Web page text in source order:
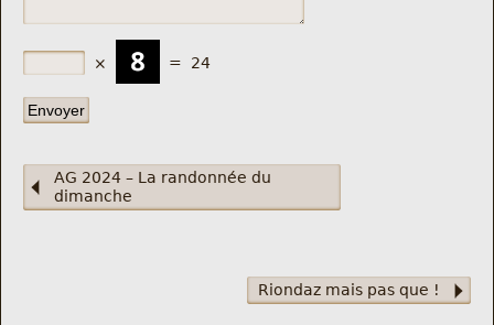
Crazy Gums
Rechercher
× = 24
AG 2024 – La randonnée du
dimanche
Riondaz mais pas que !